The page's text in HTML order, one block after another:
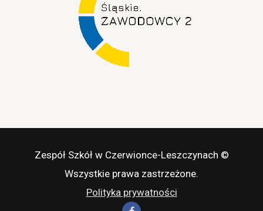
Zespół Szkół w Czerwionce-Leszczynach ©
Wszystkie prawa zastrzeżone.
Polityka prywatności